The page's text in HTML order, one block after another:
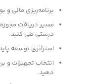
برنامه‌ریزی مالی
مسیر دریافت
درستی طی کنید.
استراتژی توسعه
انتخاب تجهیزات و
دهید.